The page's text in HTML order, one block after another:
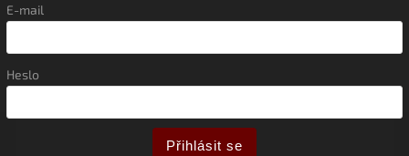
E-mail
Heslo
Přihlásit se